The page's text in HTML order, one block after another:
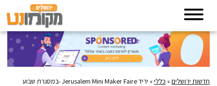
חדשות ירושלים» כללי»
יריד Jerusalem Mini Maker Faire -במסגרת שבוע